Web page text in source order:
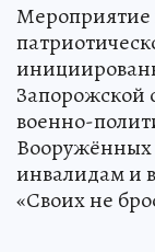
Запорожской
военно-
инвалидам и
«Своих не